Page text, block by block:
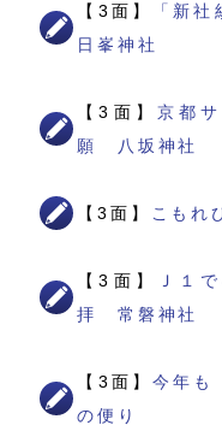
【3面】
「新
日峯神社
【3面】 京都
願 八坂神社
【3面】 こもれ
【3面】
Ｊ１
拝 常磐神社
【3面】今年も
の便り